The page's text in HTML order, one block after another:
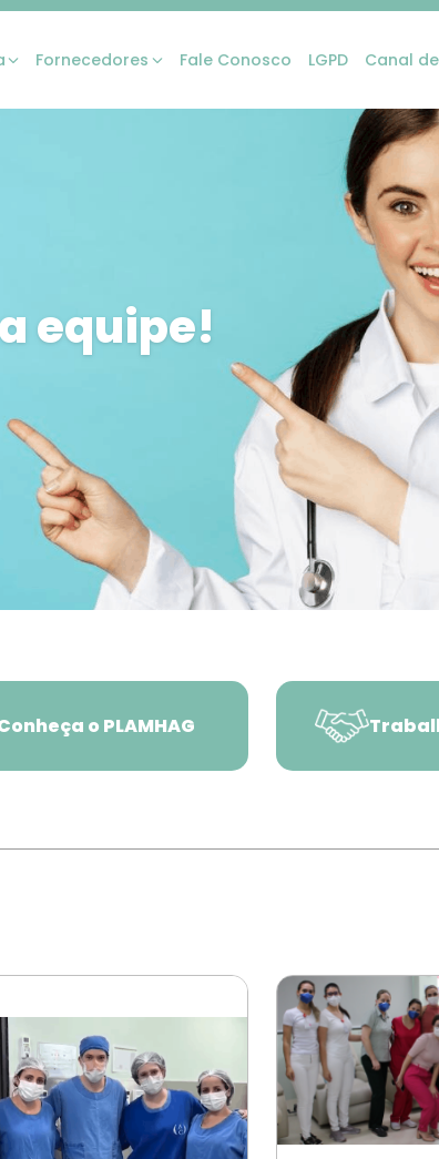
Fornecedores Fale Conosco LGPD Canal
equipe!
o PLAMHAG